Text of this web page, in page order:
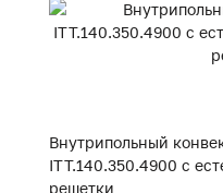
Внутрипольный
ITT.140.350.4900 с
решетки